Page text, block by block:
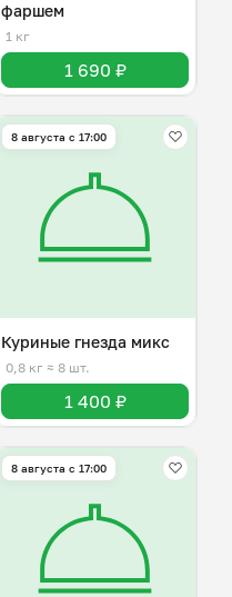
фаршем
1 кг
1 690 ₽
8 августа с 17:00
Куриные гнезда микс
0,8 кг ≈ 8 шт.
1 400 ₽
8 августа с 17:00